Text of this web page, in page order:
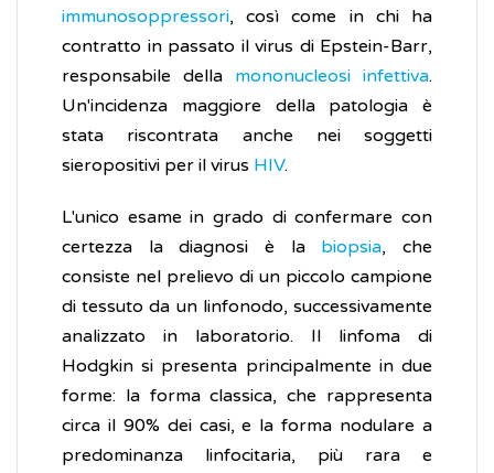
immunosoppressori, così come in chi ha
contratto in passato il virus di Epstein-Barr,
responsabile della mononucleosi infettiva.
Un'incidenza maggiore della patologia è
stata riscontrata anche nei soggetti
sieropositivi per il virus HIV.
L'unico esame in grado di confermare con
certezza la diagnosi è la biopsia, che
consiste nel prelievo di un piccolo campione
di tessuto da un linfonodo, successivamente
analizzato in laboratorio. Il linfoma di
Hodgkin si presenta principalmente in due
forme: la forma classica, che rappresenta
circa il 90% dei casi, e la forma nodulare a
predominanza linfocitaria, più rara e